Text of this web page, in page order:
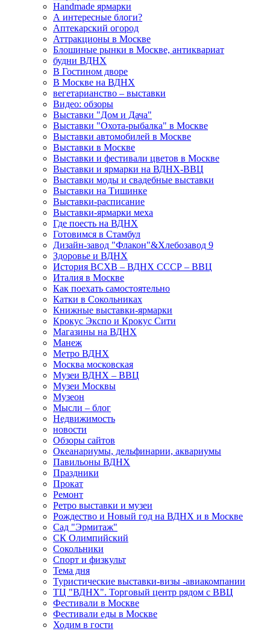
Handmade ярмарки
А интересные блоги?
Аптекарский огород
Аттракционы в Москве
Блошиные рынки в Москве, антиквариат
будни ВДНХ
В Гостином дворе
В Москве на ВДНХ
вегетарианство – выставки
Видео: обзоры
Выставки "Дом и Дача"
Выставки "Охота-рыбалка" в Москве
Выставки автомобилей в Москве
Выставки в Москве
Выставки и фестивали цветов в Москве
Выставки и ярмарки на ВДНХ-ВВЦ
Выставки моды и свадебные выставки
Выставки на Тишинке
Выставки-расписание
Выставки-ярмарки меха
Где поесть на ВДНХ
Готовимся в Стамбул
Дизайн-завод "Флакон"&Хлебозавод 9
Здоровье и ВДНХ
История ВСХВ – ВДНХ СССР – ВВЦ
Италия в Москве
Как поехать самостоятельно
Катки в Сокольниках
Книжные выставки-ярмарки
Крокус Экспо и Крокус Сити
Магазины на ВДНХ
Манеж
Метро ВДНХ
Москва московская
Музеи ВДНХ – ВВЦ
Музеи Москвы
Музеон
Мысли – блог
Недвижимость
новости
Обзоры сайтов
Океанариумы, дельфинарии, аквариумы
Павильоны ВДНХ
Праздники
Прокат
Ремонт
Ретро выставки и музеи
Рождество и Новый год на ВДНХ и в Москве
Сад "Эрмитаж"
СК Олимпийский
Сокольники
Спорт и физкульт
Тема дня
Туристические выставки-визы -авиакомпании
ТЦ "ВДНХ". Торговый центр рядом с ВВЦ
Фестивали в Москве
Фестивали еды в Москве
Ходим в гости